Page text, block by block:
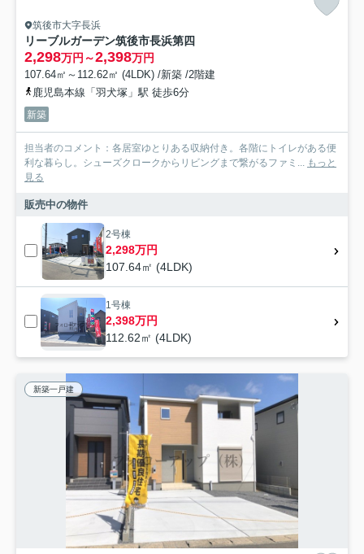
筑後市大字長浜
リーブルガーデン筑後市長浜第四
2,298万円～2,398万円
107.64㎡～112.62㎡ (4LDK) /新築 /2階建
鹿児島本線「羽犬塚」駅 徒歩6分
新築
担当者のコメント：各居室ゆとりある収納付き。各階にトイレがある便
利な暮らし。シューズクロークからリビングまで繋がるファミ...
もっと
見る
販売中の物件
2号棟
2,298万円
107.64㎡ (4LDK)
1号棟
2,398万円
112.62㎡ (4LDK)
新築一戸建